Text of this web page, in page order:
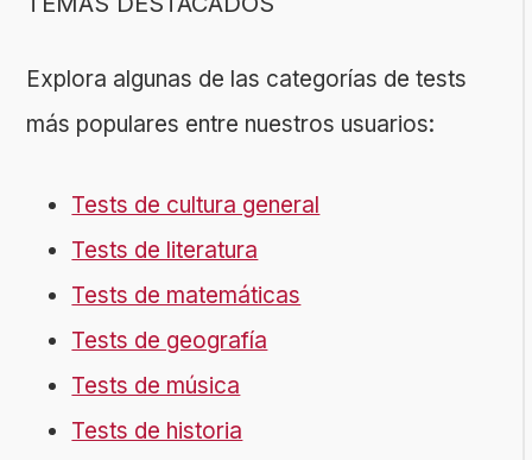
Explora algunas de las categorías de tests
más populares entre nuestros usuarios:
Tests de cultura general
Tests de literatura
Tests de matemáticas
Tests de geografía
Tests de música
Tests de historia